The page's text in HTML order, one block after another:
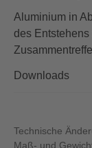
Aluminium in
des
Downloads
Technische
Maß- und